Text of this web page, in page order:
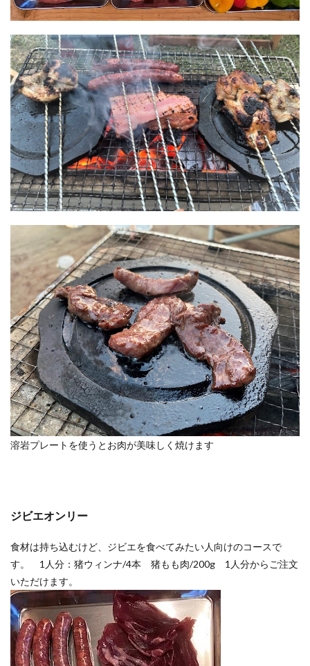
溶岩プレートを使うとお肉が美味しく焼けます
ジビエオンリー
食材は持ち込むけど、ジビエを食べてみたい人向けのコースで
す。 1人分：猪ウィンナ/4本 猪もも肉/200g 1人分からご注文
いただけます。